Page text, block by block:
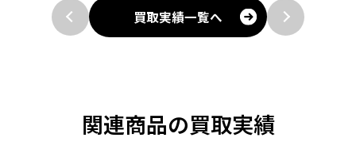
買取実績一覧へ
関連商品の買取実績